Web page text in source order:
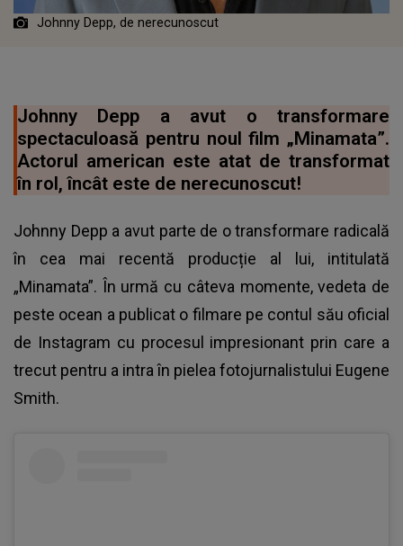
Johnny Depp, de nerecunoscut
Johnny Depp a avut o transformare
spectaculoasă pentru noul film „Minamata”.
Actorul american este atat de transformat
în rol, încât este de nerecunoscut!
Johnny Depp a avut parte de o transformare radicală
în cea mai recentă producție al lui, intitulată
„Minamata”. În urmă cu câteva momente, vedeta de
peste ocean a publicat o filmare pe contul său oficial
de Instagram cu procesul impresionant prin care a
trecut pentru a intra în pielea fotojurnalistului Eugene
Smith.